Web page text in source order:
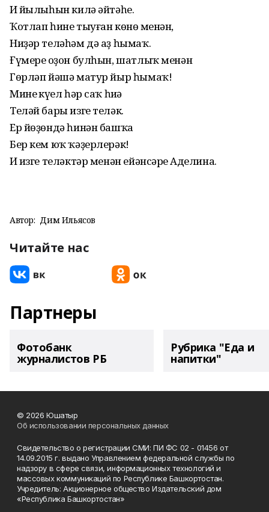
Иң йылыһын килә әйтәһе.
Ҡотлап һине тыуған көнөң менән,
Ниҙәр теләһәм дә аҙ һымаҡ.
Ғүмерең оҙон булһын, шатлыҡ менән
Гөрләп йәшә матур йыр һымаҡ!
Минең күңел һәр саҡ һиңә
Теләй бары изге теләк.
Ер йөҙөндә һинән башҡа
Бер кем юҡ ҡәҙерлерәк!
Иң изге теләктәр менән ейәнсәрең Аделина.
Автор: Дим Ильясов
Читайте нас
Партнеры
Фотобанк
журналистов РБ
Рубрика "Еда и
напитки"
© 2026 Юшатыр
Об использовании персональных данных
Свидетельство о регистрации СМИ: ПИ ФС 02 - 01456 от
14.09.2015 г. выдано Управлением федеральной службы по
надзору в сфере связи, информационных технологий и
массовых коммуникаций по Республике Башкортостан.
Учредитель: Акционерное общество Издательский дом
«Республика Башкортостан»